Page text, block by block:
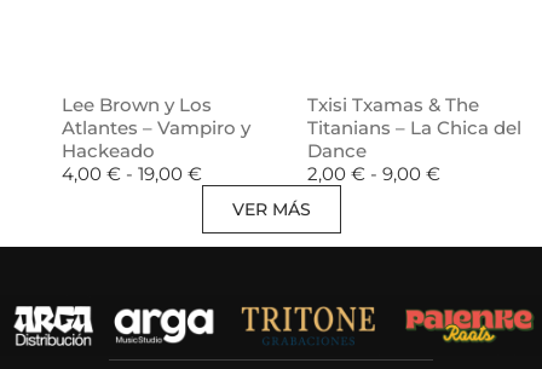
Lee Brown y Los
Atlantes – Vampiro y
Hackeado
4,00 € - 19,00 €
Txisi Txamas & The
Titanians – La Chica del
Dance
2,00 € - 9,00 €
VER MÁS